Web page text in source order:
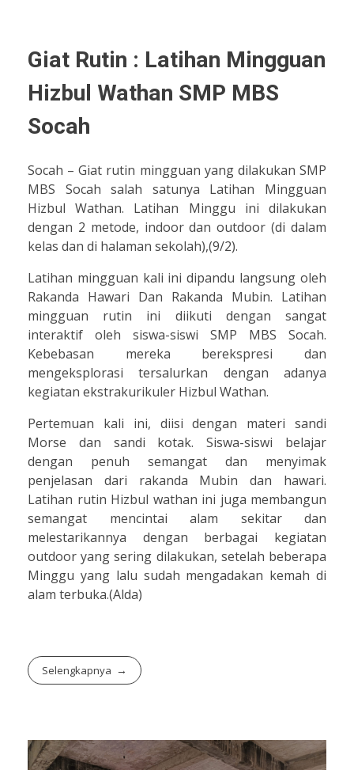
Giat Rutin : Latihan Mingguan
Hizbul Wathan SMP MBS
Socah
Socah – Giat rutin mingguan yang dilakukan SMP
MBS Socah salah satunya Latihan Mingguan
Hizbul Wathan. Latihan Minggu ini dilakukan
dengan 2 metode, indoor dan outdoor (di dalam
kelas dan di halaman sekolah),(9/2).
Latihan mingguan kali ini dipandu langsung oleh
Rakanda Hawari Dan Rakanda Mubin. Latihan
mingguan rutin ini diikuti dengan sangat
interaktif oleh siswa-siswi SMP MBS Socah.
Kebebasan mereka berekspresi dan
mengeksplorasi tersalurkan dengan adanya
kegiatan ekstrakurikuler Hizbul Wathan.
Pertemuan kali ini, diisi dengan materi sandi
Morse dan sandi kotak. Siswa-siswi belajar
dengan penuh semangat dan menyimak
penjelasan dari rakanda Mubin dan hawari.
Latihan rutin Hizbul wathan ini juga membangun
semangat mencintai alam sekitar dan
melestarikannya dengan berbagai kegiatan
outdoor yang sering dilakukan, setelah beberapa
Minggu yang lalu sudah mengadakan kemah di
alam terbuka.(Alda)
Selengkapnya